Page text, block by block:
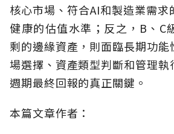
核心市場、符合AI和製造業需求
健康的估值水準；反之，B、C
剩的邊緣資產，則面臨長期功能
場選擇、資產類型判斷和管理執
週期最終回報的真正關鍵。
本篇文章作者：